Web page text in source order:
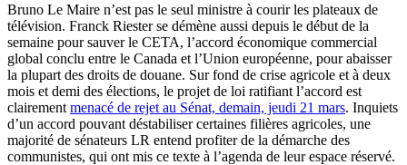
Bruno Le Maire n’est pas le seul ministre à courir les plateaux de
télévision. Franck Riester se démène aussi depuis le début de la
semaine pour sauver le CETA, l’accord économique commercial
global conclu entre le Canada et l’Union européenne, pour abaisser
la plupart des droits de douane. Sur fond de crise agricole et à deux
mois et demi des élections, le projet de loi ratifiant l’accord est
clairement menacé de rejet au Sénat, demain, jeudi 21 mars. Inquiets
d’un accord pouvant déstabiliser certaines filières agricoles, une
majorité de sénateurs LR entend profiter de la démarche des
communistes, qui ont mis ce texte à l’agenda de leur espace réservé.